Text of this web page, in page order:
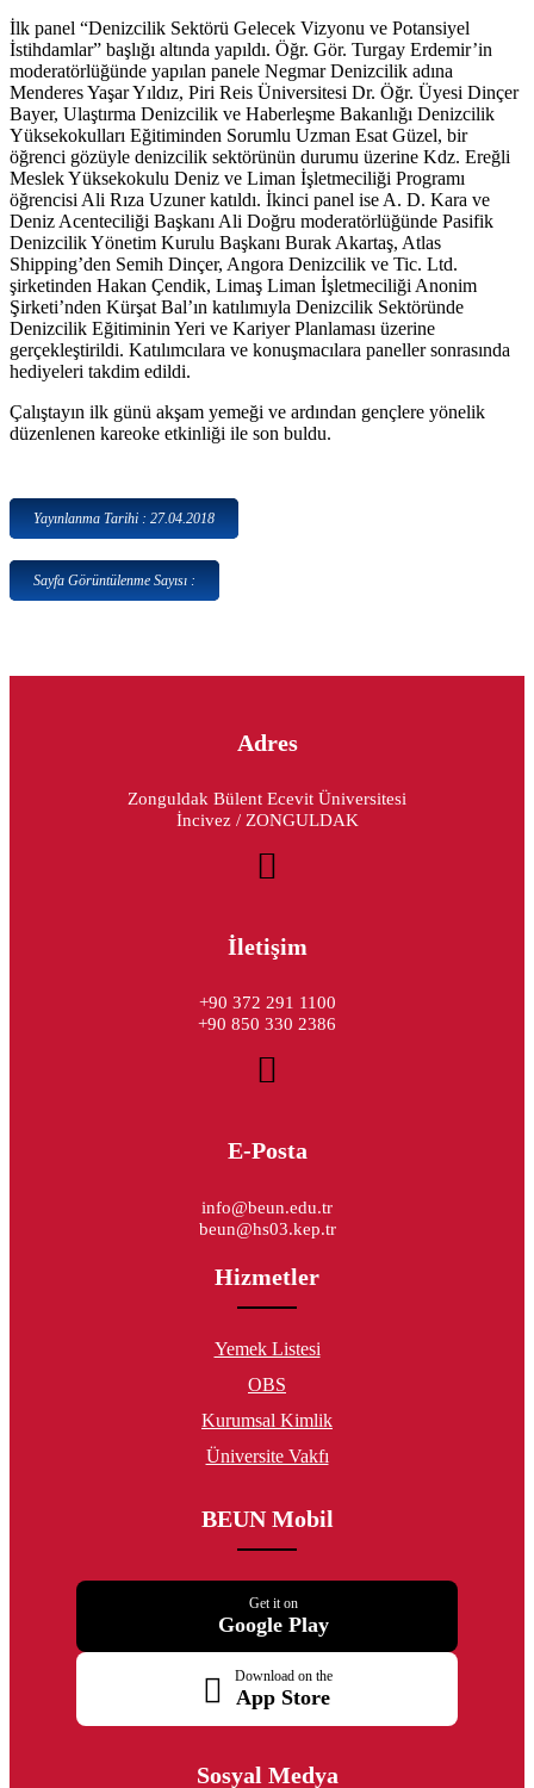
İlk panel “Denizcilik Sektörü Gelecek Vizyonu ve Potansiyel
İstihdamlar” başlığı altında yapıldı. Öğr. Gör. Turgay Erdemir’in
moderatörlüğünde yapılan panele Negmar Denizcilik adına
Menderes Yaşar Yıldız, Piri Reis Üniversitesi Dr. Öğr. Üyesi Dinçer
Bayer, Ulaştırma Denizcilik ve Haberleşme Bakanlığı Denizcilik
Yüksekokulları Eğitiminden Sorumlu Uzman Esat Güzel, bir
öğrenci gözüyle denizcilik sektörünün durumu üzerine Kdz. Ereğli
Meslek Yüksekokulu Deniz ve Liman İşletmeciliği Programı
öğrencisi Ali Rıza Uzuner katıldı. İkinci panel ise A. D. Kara ve
Deniz Acenteciliği Başkanı Ali Doğru moderatörlüğünde Pasifik
Denizcilik Yönetim Kurulu Başkanı Burak Akartaş, Atlas
Shipping’den Semih Dinçer, Angora Denizcilik ve Tic. Ltd.
şirketinden Hakan Çendik, Limaş Liman İşletmeciliği Anonim
Şirketi’nden Kürşat Bal’ın katılımıyla Denizcilik Sektöründe
Denizcilik Eğitiminin Yeri ve Kariyer Planlaması üzerine
gerçekleştirildi. Katılımcılara ve konuşmacılara paneller sonrasında
hediyeleri takdim edildi.
Çalıştayın ilk günü akşam yemeği ve ardından gençlere yönelik
düzenlenen kareoke etkinliği ile son buldu.
Yayınlanma Tarihi : 27.04.2018
Sayfa Görüntülenme Sayısı :
Adres
Zonguldak Bülent Ecevit Üniversitesi
İncivez / ZONGULDAK
İletişim
+90 372 291 1100
+90 850 330 2386
E-Posta
info@beun.edu.tr
beun@hs03.kep.tr
Hizmetler
Yemek Listesi
OBS
Kurumsal Kimlik
Üniversite Vakfı
BEUN Mobil
Get it on
Google Play
Download on the
App Store
Sosyal Medya